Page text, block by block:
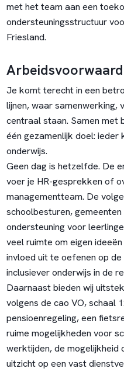
met het team aan een
ondersteuningsstructuur
Friesland.
Je komt terecht in een
lijnen, waar samenwerking,
centraal staan. Samen met
één gezamenlijk doel: ieder
onderwijs.
Geen dag is hetzelfde. De
voer je HR-gesprekken of
managementteam. De
schoolbesturen,
ondersteuning voor
veel ruimte om eigen
invloed uit te oefenen op
inclusiever onderwijs in de
Daarnaast bieden wij
volgens de cao VO, schaal
pensioenregeling, een
ruime mogelijkheden voor
werktijden, de mogelijkheid
uitzicht op een vast